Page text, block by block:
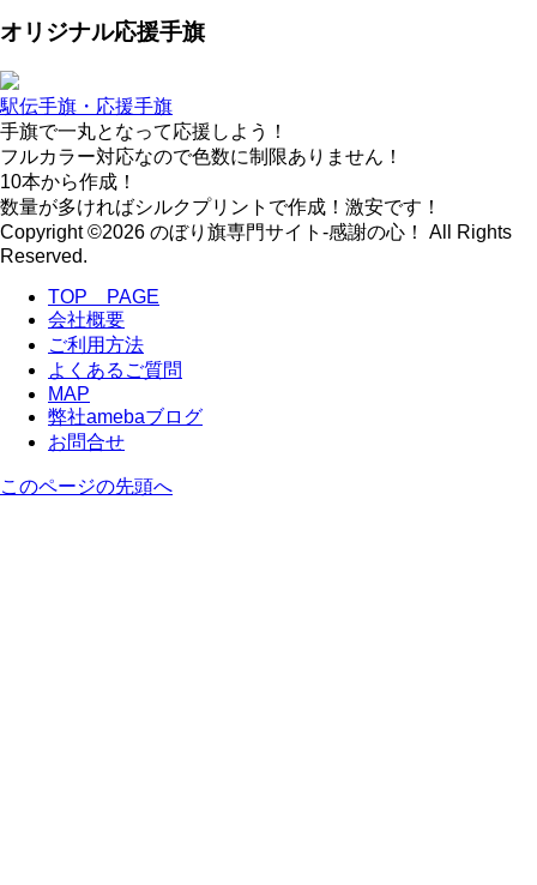
オリジナル応援手旗
駅伝手旗・応援手旗
手旗で一丸となって応援しよう！
フルカラー対応なので色数に制限ありません！
10本から作成！
数量が多ければシルクプリントで作成！激安です！
Copyright ©2026 のぼり旗専門サイト-感謝の心！ All Rights
Reserved.
TOP PAGE
会社概要
ご利用方法
よくあるご質問
MAP
弊社amebaブログ
お問合せ
このページの先頭へ